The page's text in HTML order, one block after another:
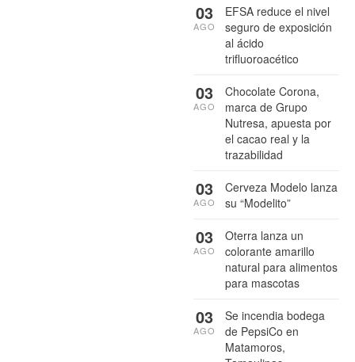
EFSA reduce el nivel
seguro de exposición
al ácido
trifluoroacético
03
AGO
Chocolate Corona,
marca de Grupo
Nutresa, apuesta por
el cacao real y la
trazabilidad
03
AGO
Cerveza Modelo lanza
su “Modelito”
03
AGO
Oterra lanza un
colorante amarillo
natural para alimentos
para mascotas
03
AGO
Se incendia bodega
de PepsiCo en
Matamoros,
03
AGO